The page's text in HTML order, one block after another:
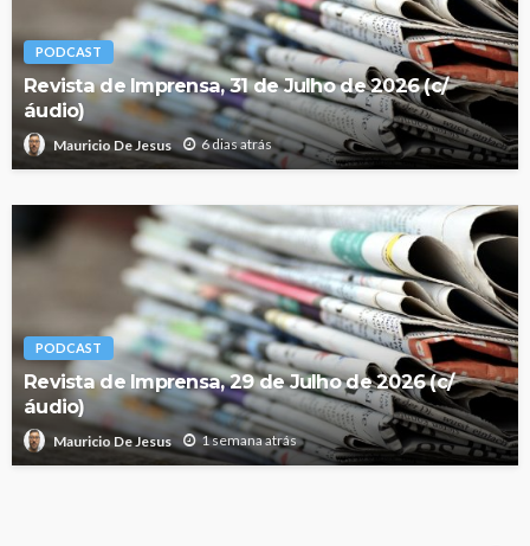
PODCAST
Revista de Imprensa, 31 de Julho de 2026 (c/
áudio)
Mauricio De Jesus 6 dias atrás
PODCAST
Revista de Imprensa, 29 de Julho de 2026 (c/
áudio)
Mauricio De Jesus 1 semana atrás